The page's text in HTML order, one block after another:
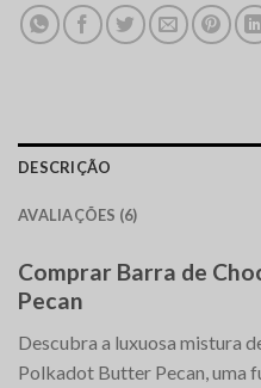
DESCRIÇÃO
AVALIAÇÕES (6)
Comprar Barra de
Pecan
Descubra a luxuosa mistura
Polkadot Butter Pecan, uma